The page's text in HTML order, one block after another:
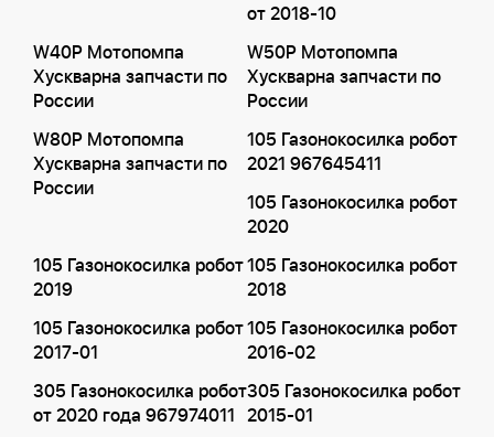
от 2018-10
W40P Мотопомпа
Хускварна запчасти по
России
W50P Мотопомпа
Хускварна запчасти по
России
W80P Мотопомпа
Хускварна запчасти по
России
105 Газонокосилка робот
2021 967645411
105 Газонокосилка робот
2020
105 Газонокосилка робот
2019
105 Газонокосилка робот
2018
105 Газонокосилка робот
2017-01
105 Газонокосилка робот
2016-02
305 Газонокосилка робот
от 2020 года 967974011
305 Газонокосилка робот
2015-01